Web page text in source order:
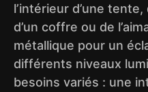
l’intérieur d’une
d’un coffre ou de
métallique pour un
différents niveaux
besoins variés : une